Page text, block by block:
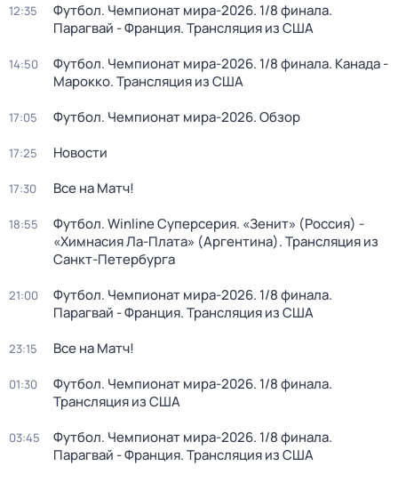
12:35
Футбол. Чемпионат мира-2026. 1/8 финала.
Парагвай - Франция. Трансляция из США
14:50
Футбол. Чемпионат мира-2026. 1/8 финала. Канада -
Марокко. Трансляция из США
17:05 Футбол. Чемпионат мира-2026. Обзор
17:25 Новости
17:30 Все на Матч!
18:55
Футбол. Winline Суперсерия. «Зенит» (Россия) -
«Химнасия Ла-Плата» (Аргентина). Трансляция из
Санкт-Петербурга
21:00
Футбол. Чемпионат мира-2026. 1/8 финала.
Парагвай - Франция. Трансляция из США
23:15 Все на Матч!
01:30
Футбол. Чемпионат мира-2026. 1/8 финала.
Трансляция из США
03:45
Футбол. Чемпионат мира-2026. 1/8 финала.
Парагвай - Франция. Трансляция из США